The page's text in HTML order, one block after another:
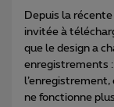
Depuis la
invitée à
que le design a
enregistrements
l’enregistrement,
ne fonctionne